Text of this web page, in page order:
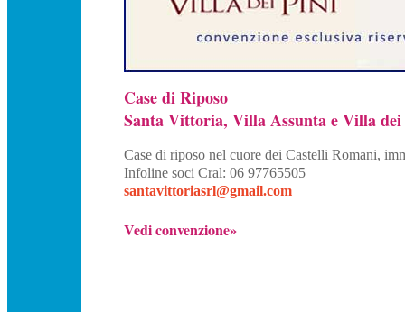
Case di Riposo
Santa Vittoria, Villa Assunta e Villa
Case di riposo nel cuore dei Castelli Romani,
Infoline soci Cral: 06 97765505
santavittoriasrl@gmail.com
Vedi convenzione»